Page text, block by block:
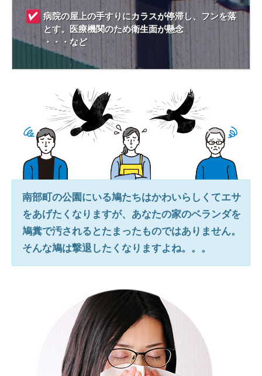
病院の屋上の手すりにカラスが停滞し、フンを落
とす。医療機関のため衛生面が懸念
・・・など
南部町の公園にいる鳩たちはかわいらしくてエサ
をあげたくなりますが、あなたの家のベランダを
鳩糞で汚されるとたまったものではありません。
そんな鳩は撃退したくなりますよね。。。